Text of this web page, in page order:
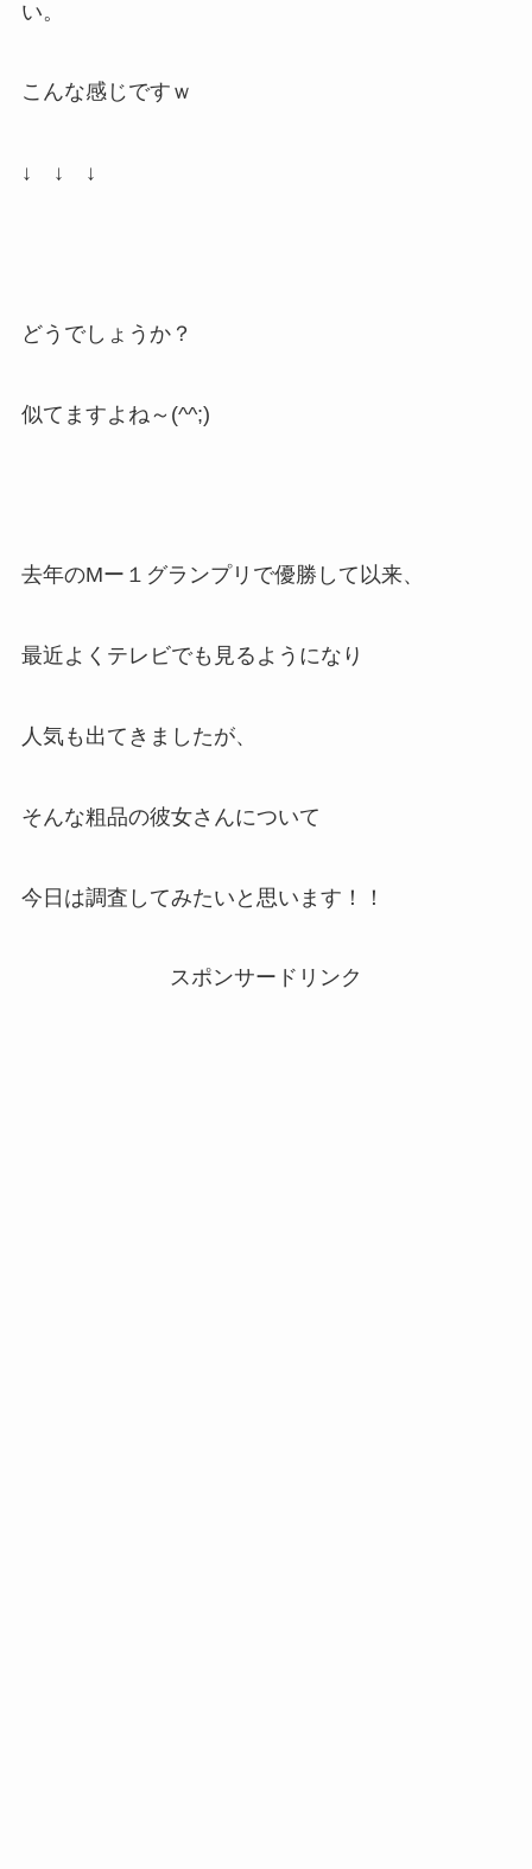
い。
こんな感じですｗ
↓ ↓ ↓
どうでしょうか？
似てますよね～(^^;)
去年のMー１グランプリで優勝して以来、
最近よくテレビでも見るようになり
人気も出てきましたが、
そんな粗品の彼女さんについて
今日は調査してみたいと思います！！
スポンサードリンク